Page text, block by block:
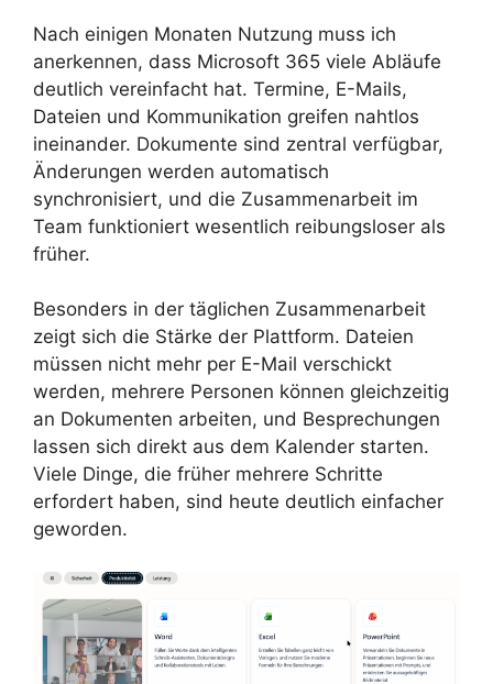
Nach einigen Monaten Nutzung muss ich
anerkennen, dass Microsoft 365 viele Abläufe
deutlich vereinfacht hat. Termine, E-Mails,
Dateien und Kommunikation greifen nahtlos
ineinander. Dokumente sind zentral verfügbar,
Änderungen werden automatisch
synchronisiert, und die Zusammenarbeit im
Team funktioniert wesentlich reibungsloser als
früher.
Besonders in der täglichen Zusammenarbeit
zeigt sich die Stärke der Plattform. Dateien
müssen nicht mehr per E-Mail verschickt
werden, mehrere Personen können gleichzeitig
an Dokumenten arbeiten, und Besprechungen
lassen sich direkt aus dem Kalender starten.
Viele Dinge, die früher mehrere Schritte
erfordert haben, sind heute deutlich einfacher
geworden.